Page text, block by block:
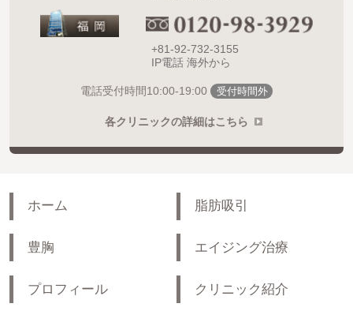
+81-92-732-3155
IP電話 海外から
電話受付時間10:00-19:00 受付時間外
各クリニックの詳細はこちら
ホーム 脂肪吸引
豊胸 エイジング治療
プロフィール クリニック紹介